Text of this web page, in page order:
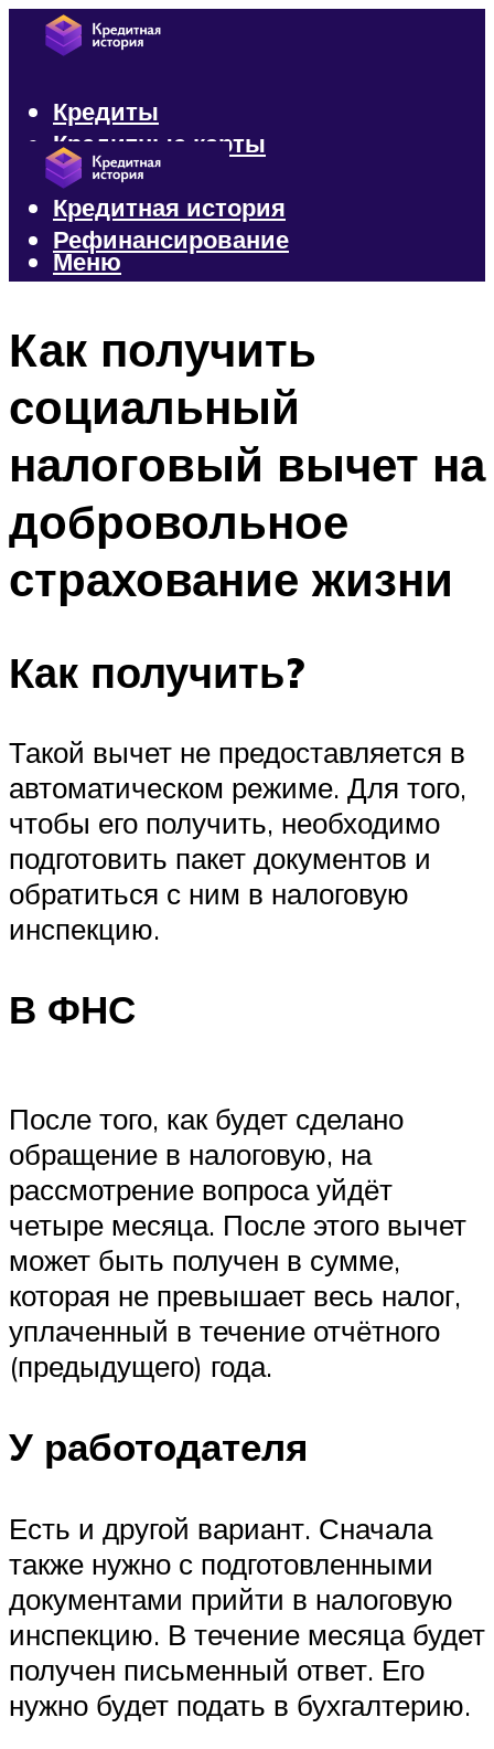
Кредиты
Кредитные карты
Микрозаймы
Кредитная история
Рефинансирование
Меню
Как получить
социальный
налоговый вычет на
добровольное
страхование жизни
Как получить?
Такой вычет не предоставляется в
автоматическом режиме. Для того,
чтобы его получить, необходимо
подготовить пакет документов и
обратиться с ним в налоговую
инспекцию.
В ФНС
После того, как будет сделано
обращение в налоговую, на
рассмотрение вопроса уйдёт
четыре месяца. После этого вычет
может быть получен в сумме,
которая не превышает весь налог,
уплаченный в течение отчётного
(предыдущего) года.
У работодателя
Есть и другой вариант. Сначала
также нужно с подготовленными
документами прийти в налоговую
инспекцию. В течение месяца будет
получен письменный ответ. Его
нужно будет подать в бухгалтерию.